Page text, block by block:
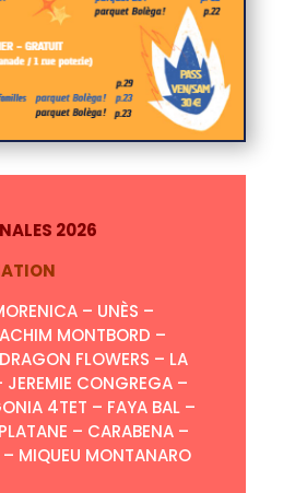
2026
– UNÈS –
MONTBORD –
FLOWERS – LA
JEREMIE CONGREGA –
4TET – FAYA BAL –
– CARABENA –
MIQUEU MONTANARO